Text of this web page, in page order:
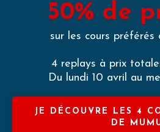
50% de
sur les cours préférés
4 replays à prix
Du lundi 10 avril au
JE DÉCOUVRE LES 4
DE